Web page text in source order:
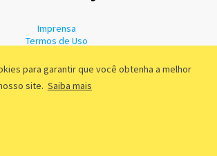
para garantir que você obtenha a melhor
site. Saiba mais
Imprensa
Termos de Uso
LTDA. CNPJ 55.744.877/0001-89 - Rua Dr.
85 - 3º andar - São Paulo/SP - Brasil